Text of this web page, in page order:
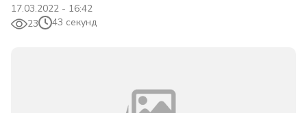
17.03.2022 - 16:42
23
43 секунд